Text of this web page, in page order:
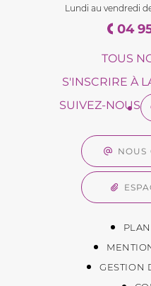
Lundi au vendredi
04
TOUS
S'INSCRIRE À
SUIVEZ-NOUS
NOUS
GESTION